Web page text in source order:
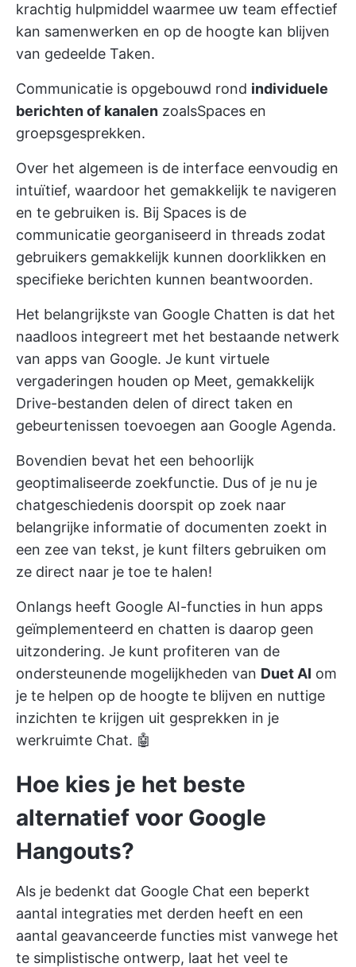
krachtig hulpmiddel waarmee uw team effectief
kan samenwerken en op de hoogte kan blijven
van gedeelde Taken.
Communicatie is opgebouwd rond individuele
berichten of kanalen zoalsSpaces en
groepsgesprekken.
Over het algemeen is de interface eenvoudig en
intuïtief, waardoor het gemakkelijk te navigeren
en te gebruiken is. Bij Spaces is de
communicatie georganiseerd in threads zodat
gebruikers gemakkelijk kunnen doorklikken en
specifieke berichten kunnen beantwoorden.
Het belangrijkste van Google Chatten is dat het
naadloos integreert met het bestaande netwerk
van apps van Google. Je kunt virtuele
vergaderingen houden op Meet, gemakkelijk
Drive-bestanden delen of direct taken en
gebeurtenissen toevoegen aan Google Agenda.
Bovendien bevat het een behoorlijk
geoptimaliseerde zoekfunctie. Dus of je nu je
chatgeschiedenis doorspit op zoek naar
belangrijke informatie of documenten zoekt in
een zee van tekst, je kunt filters gebruiken om
ze direct naar je toe te halen!
Onlangs heeft Google AI-functies in hun apps
geïmplementeerd en chatten is daarop geen
uitzondering. Je kunt profiteren van de
ondersteunende mogelijkheden van Duet AI om
je te helpen op de hoogte te blijven en nuttige
inzichten te krijgen uit gesprekken in je
werkruimte Chat. 🤖
Hoe kies je het beste
alternatief voor Google
Hangouts?
Als je bedenkt dat Google Chat een beperkt
aantal integraties met derden heeft en een
aantal geavanceerde functies mist vanwege het
te simplistische ontwerp, laat het veel te